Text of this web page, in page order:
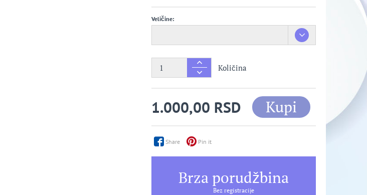
Veličine:
Količina
1.000,00 RSD Kupi
Share Pin it
Brza porudžbina
Bez registracije